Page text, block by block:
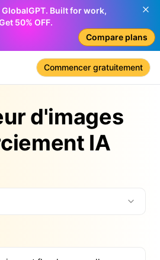
Built for work,
50% OFF.
Compare plans
Commencer gratuitement
d'images
IA